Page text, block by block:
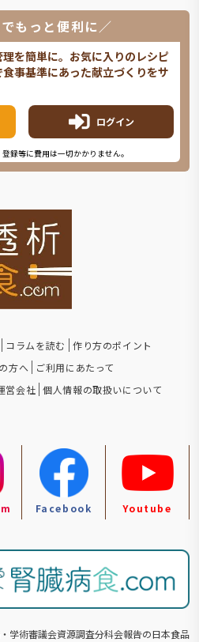
もっと便利に／
を簡単に。お気に入りのレシピ
事基準にあった献立づくりをサ
ログイン
録等に費用は一切かかりません。
コラムを読む
作り方のポイント
方へ
ご利用にあたって
営会社 個人情報の取扱いについて
Facebook Youtube
学術審議会資源調査分科会報告の⽇本食品